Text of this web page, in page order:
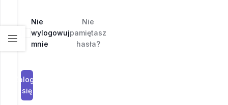
Nie
wylogowuj
mnie
Nie
pamiętasz
hasła?
Zaloguj
się